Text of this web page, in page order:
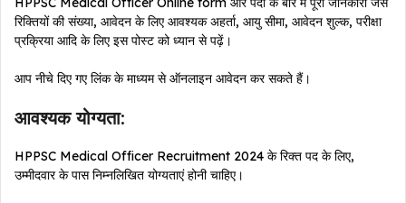
रिक्तियों की संख्या, आवेदन के लिए आवश्यक अहर्ता, आयु सीमा, आवेदन शुल्क, परीक्षा
प्रक्रिया आदि के लिए इस पोस्ट को ध्यान से पढ़ें।
आप नीचे दिए गए लिंक के माध्यम से ऑनलाइन आवेदन कर सकते हैं।
आवश्यक योग्यता:
HPPSC Medical Officer Recruitment 2024 के रिक्त पद के लिए,
उम्मीदवार के पास निम्नलिखित योग्यताएं होनी चाहिए।